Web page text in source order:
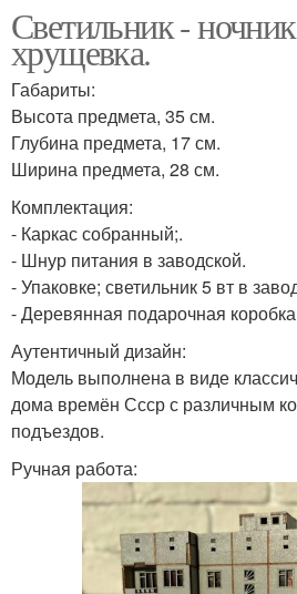
Светильник -
хрущевка.
Габариты:
Высота предмета, 35 см.
Глубина предмета, 17 см.
Ширина предмета, 28 см.
Комплектация:
- Каркас собранный;.
- Шнур питания в заводской.
- Упаковке; светильник 5 вт в
- Деревянная подарочная
Аутентичный дизайн:
Модель выполнена в виде
дома времён Ссср с различным
подъездов.
Ручная работа: